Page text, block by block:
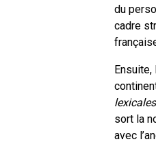
du
cadre
Ensuite,
sort la
avec